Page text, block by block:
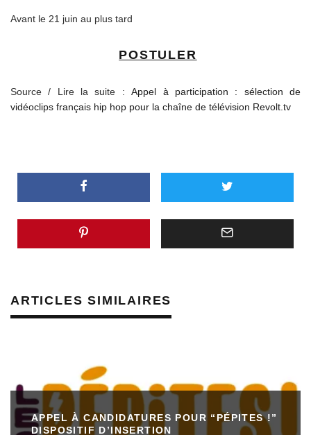
Avant le 21 juin au plus tard
POSTULER
Source / Lire la suite :Appel à participation : sélection de
vidéoclips français hip hop pour la chaîne de télévision Revolt.tv
ARTICLES SIMILAIRES
APPEL À CANDIDATURES POUR “PÉPITES !”
DISPOSITIF D’INSERTION